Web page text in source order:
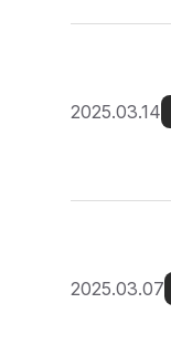
2025.03.14
2025.03.07